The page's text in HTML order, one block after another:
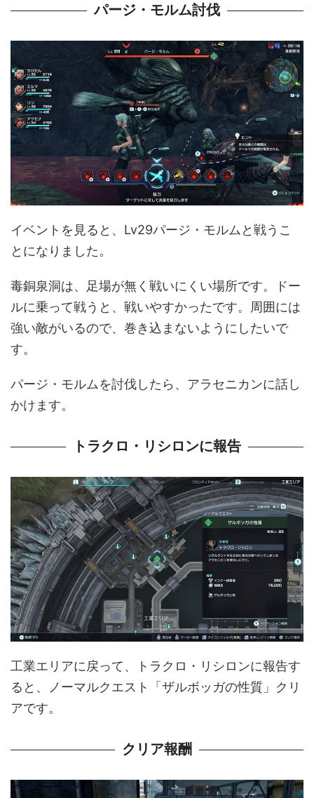
パージ・モルム討伐
イベントを見ると、Lv29パージ・モルムと戦うこ
とになりました。
毒銅泉洞は、足場が無く戦いにくい場所です。ドー
ルに乗って戦うと、戦いやすかったです。周囲には
強い敵がいるので、巻き込まないようにしたいで
す。
パージ・モルムを討伐したら、アラセニカンに話し
かけます。
トラクロ・リシロンに報告
工業エリアに戻って、トラクロ・リシロンに報告す
ると、ノーマルクエスト「ザルボッガの性質」クリ
アです。
クリア報酬